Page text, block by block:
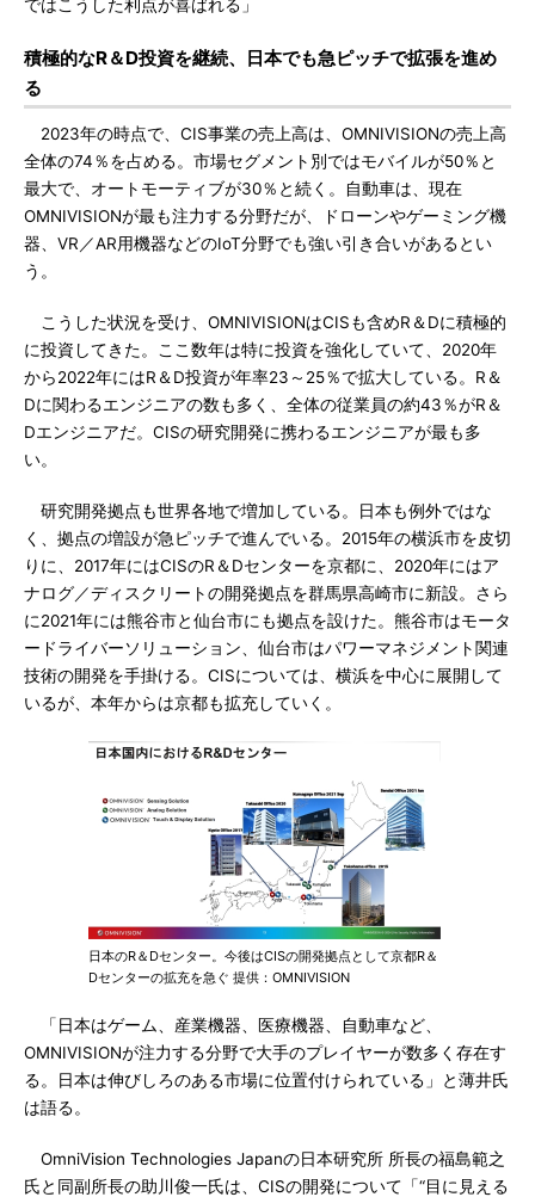
ではこうした利点が喜ばれる」
積極的なR＆D投資を継続、日本でも急ピッチで拡張を進め
る
2023年の時点で、CIS事業の売上高は、OMNIVISIONの売上高
全体の74％を占める。市場セグメント別ではモバイルが50％と
最大で、オートモーティブが30％と続く。自動車は、現在
OMNIVISIONが最も注力する分野だが、ドローンやゲーミング機
器、VR／AR用機器などのIoT分野でも強い引き合いがあるとい
う。
こうした状況を受け、OMNIVISIONはCISも含めR＆Dに積極的
に投資してきた。ここ数年は特に投資を強化していて、2020年
から2022年にはR＆D投資が年率23～25％で拡大している。R＆
Dに関わるエンジニアの数も多く、全体の従業員の約43％がR＆
Dエンジニアだ。CISの研究開発に携わるエンジニアが最も多
い。
研究開発拠点も世界各地で増加している。日本も例外ではな
く、拠点の増設が急ピッチで進んでいる。2015年の横浜市を皮切
りに、2017年にはCISのR＆Dセンターを京都に、2020年にはア
ナログ／ディスクリートの開発拠点を群馬県高崎市に新設。さら
に2021年には熊谷市と仙台市にも拠点を設けた。熊谷市はモータ
ードライバーソリューション、仙台市はパワーマネジメント関連
技術の開発を手掛ける。CISについては、横浜を中心に展開して
いるが、本年からは京都も拡充していく。
日本のR＆Dセンター。今後はCISの開発拠点として京都R＆
Dセンターの拡充を急ぐ 提供：OMNIVISION
「日本はゲーム、産業機器、医療機器、自動車など、
OMNIVISIONが注力する分野で大手のプレイヤーが数多く存在す
る。日本は伸びしろのある市場に位置付けられている」と薄井氏
は語る。
OmniVision Technologies Japanの日本研究所 所長の福島範之
氏と同副所長の助川俊一氏は、CISの開発について「“目に見える